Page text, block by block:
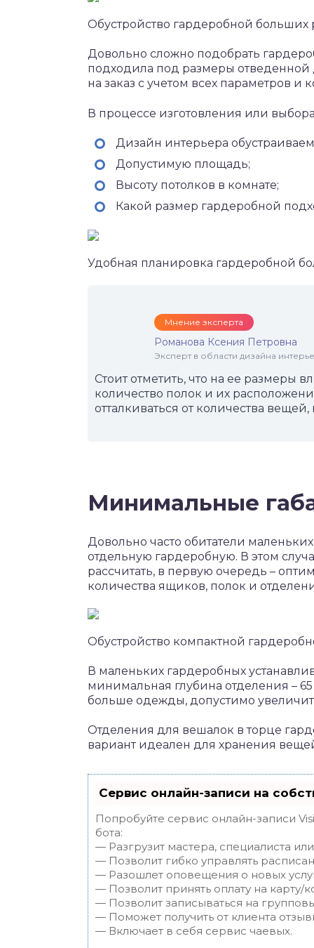
Обустройство гардеробной больших
Довольно сложно подобрать
подходила под размеры отведенной
на заказ с учетом всех параметров
В процессе изготовления или
Дизайн интерьера
Допустимую площадь;
Высоту потолков в комнате;
Какой размер гардеробной
Удобная планировка гардеробной
Мнение эксперта
Романова Ксения Петровна
Эксперт в области дизайна
Стоит отметить, что на ее размеры
количество полок и их
отталкиваться от количества
Минимальные
Довольно часто обитатели
отдельную гардеробную. В этом
рассчитать, в первую очередь –
количества ящиков, полок и
Обустройство компактной
В маленьких гардеробных
минимальная глубина отделения –
больше одежды, допустимо
Отделения для вешалок в торце
вариант идеален для хранения
Сервис онлайн-записи на
Попробуйте сервис онлайн-записи
бота:
— Разгрузит мастера, специалиста
— Позволит гибко управлять
— Разошлет оповещения о новых
— Позволит принять оплату на карту/
— Позволит записываться на
— Поможет получить от клиента
— Включает в себя сервис чаевых.